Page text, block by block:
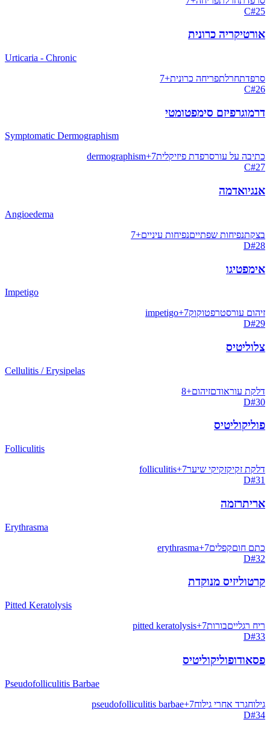
C#25
אורטיקריה כרונית
Urticaria - Chronic
סרפדתחרלתפריחה כרונית+
7
C#26
דרמוגרפיזם סימפטומטי
Symptomatic Dermographism
כתיבה על עורסרפדת פיזיקלית dermographism+7
C#27
אנגיואדמה
Angioedema
בצקתנפיחות שפתייםנפיחות עיניים+
7
D#28
אימפטיגו
Impetigo
זיהום עורסטרפטוקוק impetigo+7
D#29
צלוליטיס
Cellulitis / Erysipelas
דלקת עוראודםזיהום+
8
D#30
פוליקוליטיס
Folliculitis
דלקת זקיקזקיקי שיער folliculitis+7
D#31
אריתרזמה
Erythrasma
כתם חוםקפלים erythrasma+7
D#32
קרטוליזיס מנוקדת
Pitted Keratolysis
ריח רגלייםבורות pitted keratolysis+7
D#33
פסאודופוליקוליטיס
Pseudofolliculitis Barbae
גילוחגרד אחרי גילוח pseudofolliculitis barbae+7
D#34